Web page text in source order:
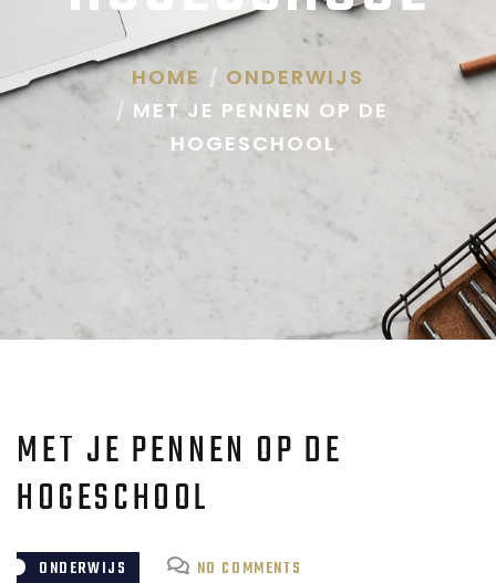
HOME
ONDERWIJS
MET JE PENNEN OP DE
HOGESCHOOL
MET JE PENNEN OP DE
HOGESCHOOL
ONDERWIJS NO COMMENTS